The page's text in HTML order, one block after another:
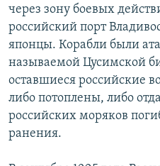
через зону боевых
российский порт
японцы. Корабли были
называемой Цусимской
оставшиеся российские
либо потоплены, либо
российских моряков
ранения.